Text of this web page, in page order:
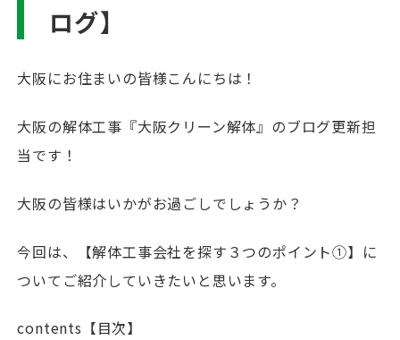
ログ】
大阪にお住まいの皆様こんにちは！
大阪の解体工事『大阪クリーン解体』のブログ更新担
当です！
大阪の皆様はいかがお過ごしでしょうか？
今回は、【解体工事会社を探す３つのポイント①】に
ついてご紹介していきたいと思います。
contents【目次】